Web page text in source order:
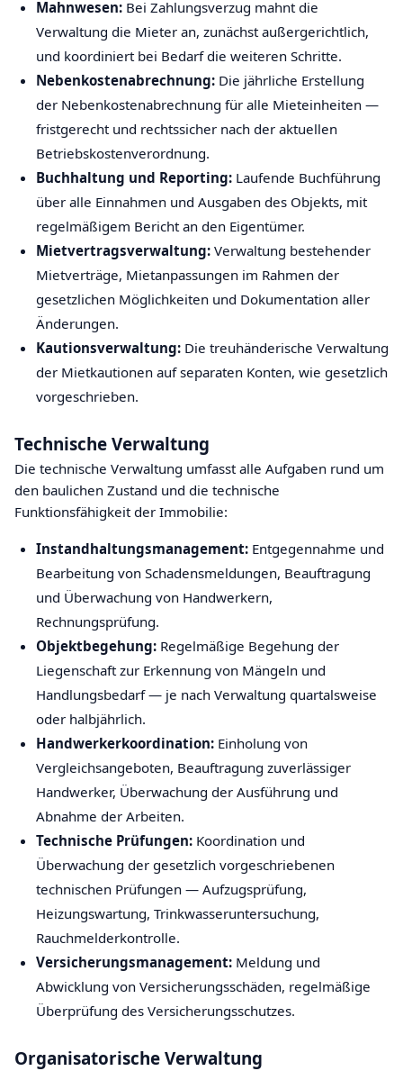
Mahnwesen: Bei Zahlungsverzug mahnt die
Verwaltung die Mieter an, zunächst außergerichtlich,
und koordiniert bei Bedarf die weiteren Schritte.
Nebenkostenabrechnung: Die jährliche Erstellung
der Nebenkostenabrechnung für alle Mieteinheiten —
fristgerecht und rechtssicher nach der aktuellen
Betriebskostenverordnung.
Buchhaltung und Reporting: Laufende Buchführung
über alle Einnahmen und Ausgaben des Objekts, mit
regelmäßigem Bericht an den Eigentümer.
Mietvertragsverwaltung: Verwaltung bestehender
Mietverträge, Mietanpassungen im Rahmen der
gesetzlichen Möglichkeiten und Dokumentation aller
Änderungen.
Kautionsverwaltung: Die treuhänderische Verwaltung
der Mietkautionen auf separaten Konten, wie gesetzlich
vorgeschrieben.
Technische Verwaltung
Die technische Verwaltung umfasst alle Aufgaben rund um
den baulichen Zustand und die technische
Funktionsfähigkeit der Immobilie:
Instandhaltungsmanagement: Entgegennahme und
Bearbeitung von Schadensmeldungen, Beauftragung
und Überwachung von Handwerkern,
Rechnungsprüfung.
Objektbegehung: Regelmäßige Begehung der
Liegenschaft zur Erkennung von Mängeln und
Handlungsbedarf — je nach Verwaltung quartalsweise
oder halbjährlich.
Handwerkerkoordination: Einholung von
Vergleichsangeboten, Beauftragung zuverlässiger
Handwerker, Überwachung der Ausführung und
Abnahme der Arbeiten.
Technische Prüfungen: Koordination und
Überwachung der gesetzlich vorgeschriebenen
technischen Prüfungen — Aufzugsprüfung,
Heizungswartung, Trinkwasseruntersuchung,
Rauchmelderkontrolle.
Versicherungsmanagement: Meldung und
Abwicklung von Versicherungsschäden, regelmäßige
Überprüfung des Versicherungsschutzes.
Organisatorische Verwaltung